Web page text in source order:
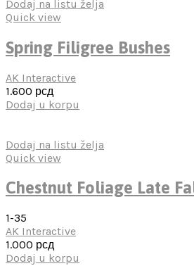
Dodaj na listu želja
Quick view
Spring Filigree Bushes
AK Interactive
1.600 рсд
Dodaj u korpu
Dodaj na listu želja
Quick view
Chestnut Foliage Late
1-35
AK Interactive
1.000 рсд
Dodaj u korpu